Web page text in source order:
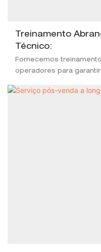
Treinamento
Técnico:
Fornecemos
operadores para
de metrô. Nossa equipe